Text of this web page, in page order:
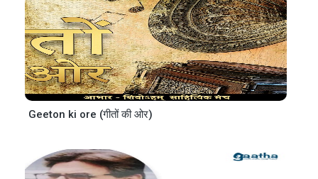
Geeton ki ore (गीतों की ओर)